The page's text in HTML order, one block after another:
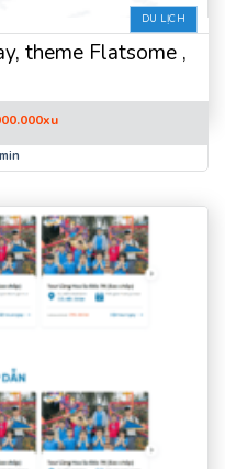
DU LỊCH
theme Flatsome ,
xuGiá
tại